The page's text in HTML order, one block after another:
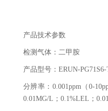
产品技术参数
检测气体：二甲胺
产品型号： ERUN-PG71S6-
分辨率： 0.001ppm（ 0-
0.01MG/L ； 0.1%LEL ；